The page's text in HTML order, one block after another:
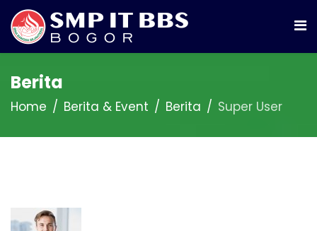
Berita
Home Berita & Event Berita Super User